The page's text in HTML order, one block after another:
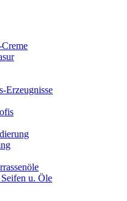
Erzeugnisse
u. Öle